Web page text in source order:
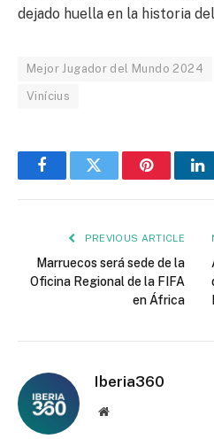
dejado huella en la historia
Mejor Jugador del Mundo 2024
Vinícius
FacebookTwitter Pinterest
PREVIOUS ARTICLE
Marruecos será sede de la
Oficina Regional de la FIFA
en África
Iberia360
Website